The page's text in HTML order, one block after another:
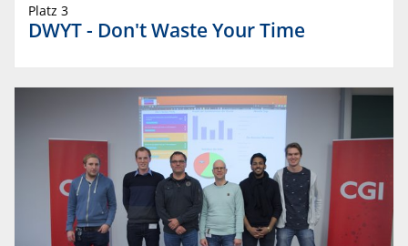
Platz 3
DWYT - Don't Waste Your Time